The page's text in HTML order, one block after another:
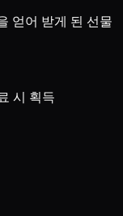
얻어 받게 된 선물
시 획득